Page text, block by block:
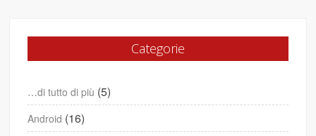
Categorie
…di tutto di più (5)
Android (16)